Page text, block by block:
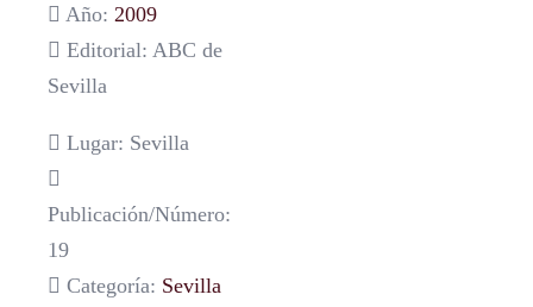
Año: 2009
Editorial: ABC de
Sevilla
Lugar: Sevilla
Publicación/Número:
19
Categoría: Sevilla